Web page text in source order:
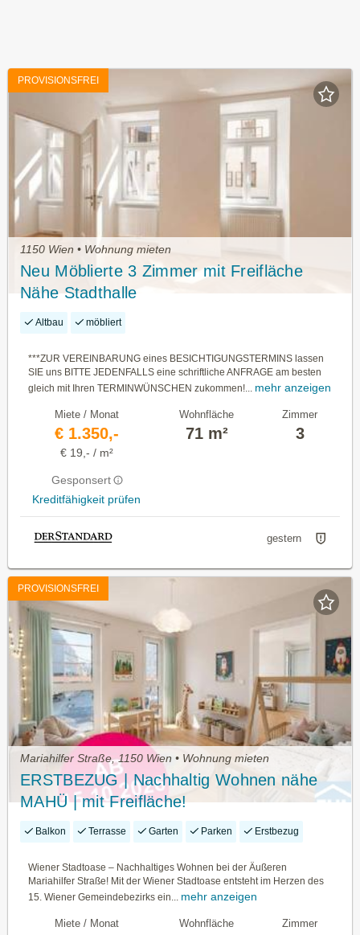
PROVISIONSFREI
1150 Wien • Wohnung mieten
Neu Möblierte 3 Zimmer mit Freifläche
Nähe Stadthalle
Altbau möbliert
***ZUR VEREINBARUNG eines BESICHTIGUNGSTERMINS lassen
SIE uns BITTE JEDENFALLS eine schriftliche ANFRAGE am besten
gleich mit Ihren TERMINWÜNSCHEN zukommen!... mehr anzeigen
Miete / Monat
€ 1.350,-
€ 19,- / m²
Gesponsert
Kreditfähigkeit prüfen
Wohnfläche
71 m²
Zimmer
3
gestern
PROVISIONSFREI
Mariahilfer Straße, 1150 Wien • Wohnung mieten
ERSTBEZUG | Nachhaltig Wohnen nähe
MAHÜ | mit Freifläche!
Balkon Terrasse Garten Parken Erstbezug
Wiener Stadtoase – Nachhaltiges Wohnen bei der Äußeren
Mariahilfer Straße! Mit der Wiener Stadtoase entsteht im Herzen des
15. Wiener Gemeindebezirks ein...
mehr anzeigen
Miete / Monat Wohnfläche Zimmer